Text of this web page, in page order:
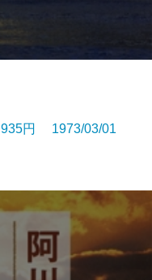
円 1973/03/01